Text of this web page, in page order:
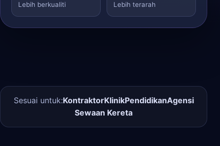
Lebih berkualiti Lebih terarah
Sesuai untuk:KontraktorKlinikPendidikanAgensi
Sewaan Kereta